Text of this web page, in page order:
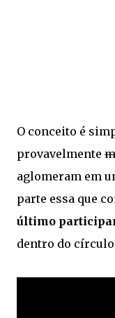
O conceito é
provavelmente
aglomeram em
parte essa que
último
dentro do